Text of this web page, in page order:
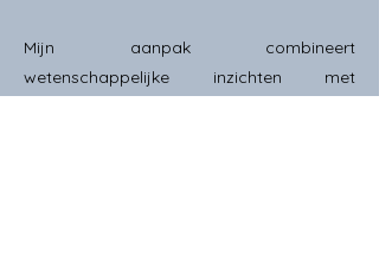
Mijn aanpak combineert
wetenschappelijke inzichten met